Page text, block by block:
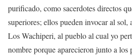
purificado, como sacerdotes directos
superiores; ellos pueden invocar al sol,
Los Wachiperi, al pueblo al cual yo
nombre porque aparecieron junto a los